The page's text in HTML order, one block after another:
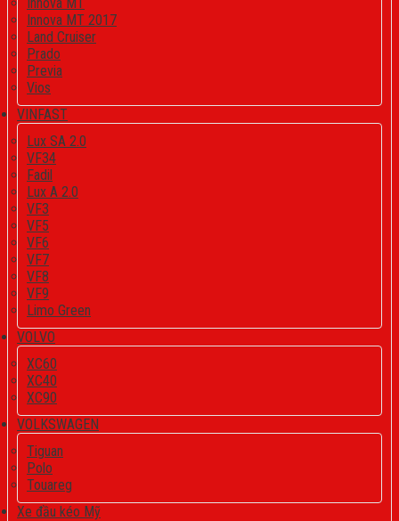
Innova MT 2017
Land Cruiser
Prado
Previa
Vios
VINFAST
Lux SA 2.0
VF34
Fadil
Lux A 2.0
VF3
VF5
VF6
VF7
VF8
VF9
Limo Green
VOLVO
XC60
XC40
XC90
VOLKSWAGEN
Tiguan
Polo
Touareg
Xe đầu kéo Mỹ